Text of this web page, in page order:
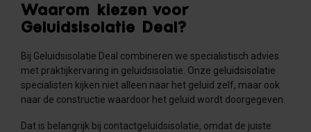
Waarom kiezen voor
Geluidsisolatie Deal?
Bij Geluidsisolatie Deal combineren we specialistisch advies
met praktijkervaring in geluidsisolatie. Onze geluidsisolatie
specialisten kijken niet alleen naar het geluid zelf, maar ook
naar de constructie waardoor het geluid wordt doorgegeven.
Dat is belangrijk bij contactgeluidsisolatie, omdat de juiste